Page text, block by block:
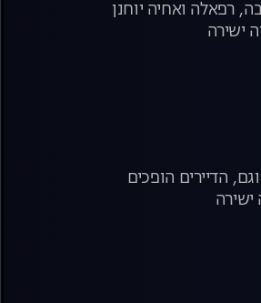
עם 3 רווקים שמתחרים על ליבה, רפאלה ואחיה יוחנן
ישירה
הדיירים הופכים